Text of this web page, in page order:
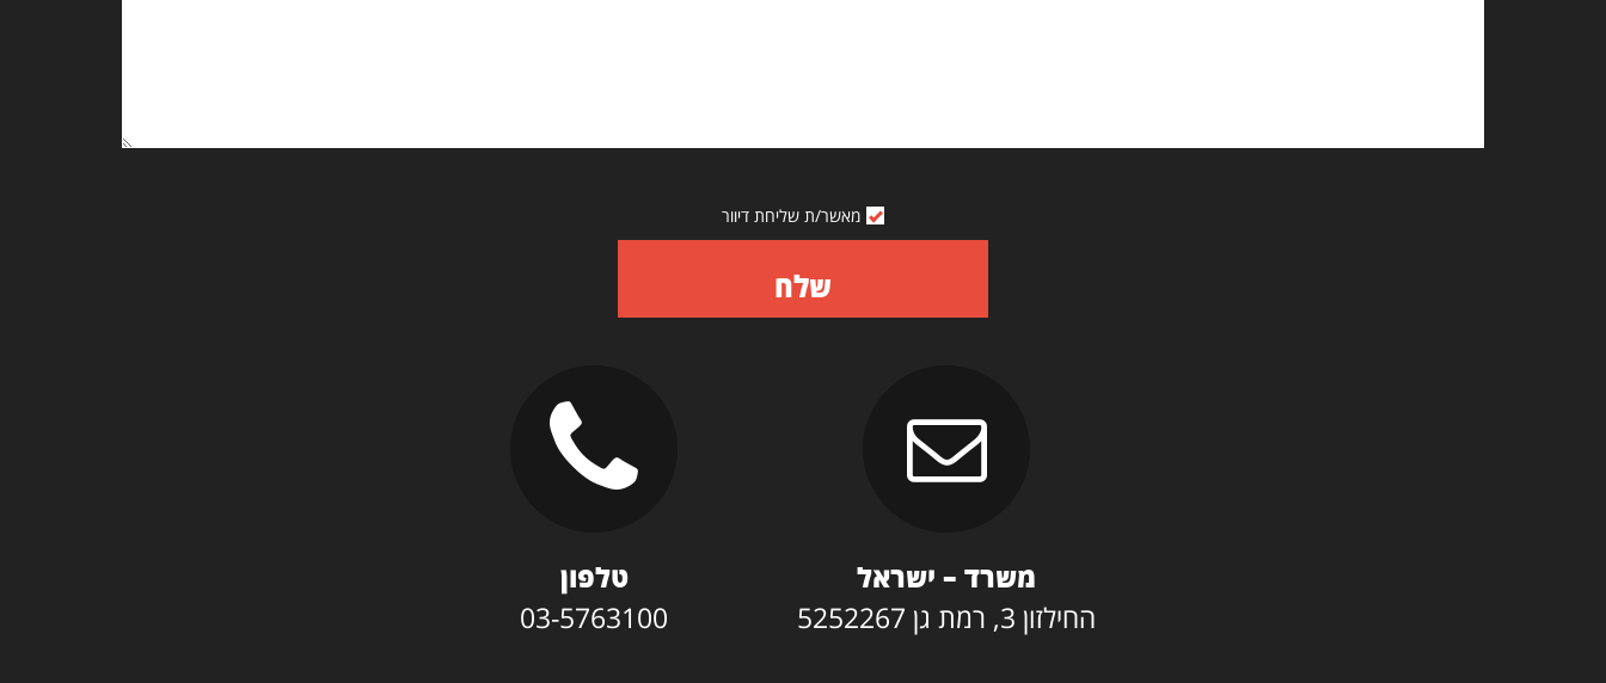
מאשר/ת שליחת דיוור
שלח
משרד – ישראל
החילזון 3, רמת גן 5252267
טלפון
03-5763100